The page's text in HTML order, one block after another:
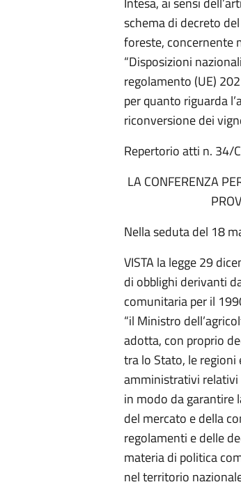
schema di decreto
foreste, concernente
“Disposizioni
regolamento (UE)
per quanto riguarda
riconversione dei
Repertorio atti n. 34/
LA CONFERENZA
Nella seduta del 18
VISTA la legge 29
di obblighi derivanti
comunitaria per il
“il Ministro
adotta, con proprio
tra lo Stato, le
amministrativi relativi
in modo da garantire
del mercato e della
regolamenti e delle
materia di politica
nel territorio